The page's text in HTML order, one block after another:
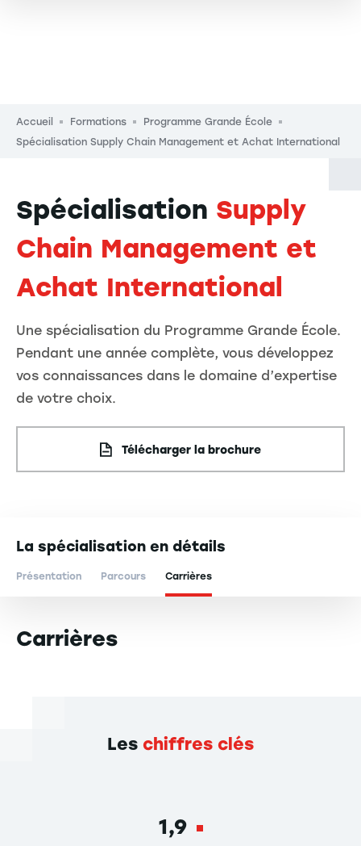
Fil d'Ariane
Accueil Formations
Programme Grande École
Spécialisation Supply Chain Management et Achat International
Spécialisation Supply
Chain Management et
Achat International
Une spécialisation du Programme Grande École.
Pendant une année complète, vous développez
vos connaissances dans le domaine d’expertise
de votre choix.
Télécharger la brochure
La spécialisation en détails
Présentation Parcours Carrières
Carrières
Les chiffres clés
1,9